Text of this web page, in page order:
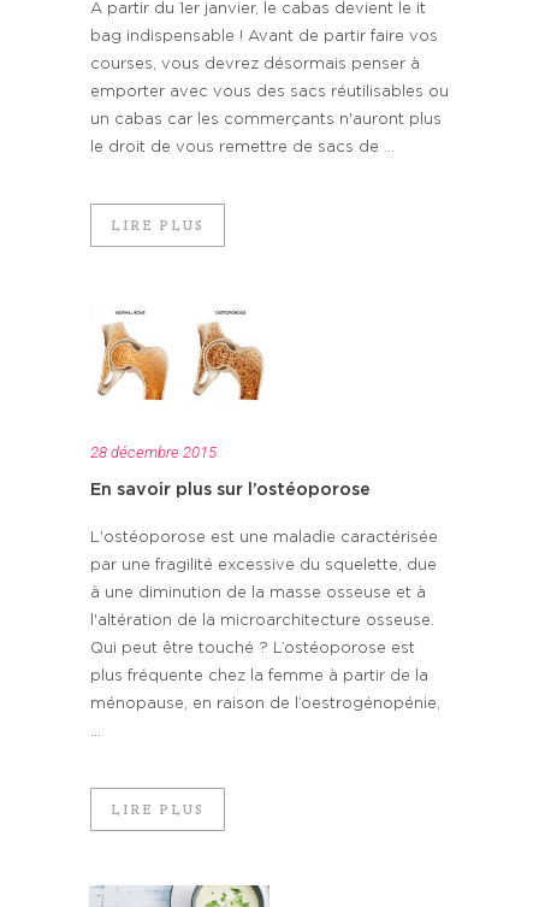
A partir du 1er janvier, le cabas devient le it
bag indispensable ! Avant de partir faire vos
courses, vous devrez désormais penser à
emporter avec vous des sacs réutilisables ou
un cabas car les commerçants n'auront plus
le droit de vous remettre de sacs de ...
LIRE PLUS
28 décembre 2015
En savoir plus sur l’ostéoporose
L'ostéoporose est une maladie caractérisée
par une fragilité excessive du squelette, due
à une diminution de la masse osseuse et à
l'altération de la microarchitecture osseuse.
Qui peut être touché ? L’ostéoporose est
plus fréquente chez la femme à partir de la
ménopause, en raison de l’oestrogénopénie,
LIRE PLUS